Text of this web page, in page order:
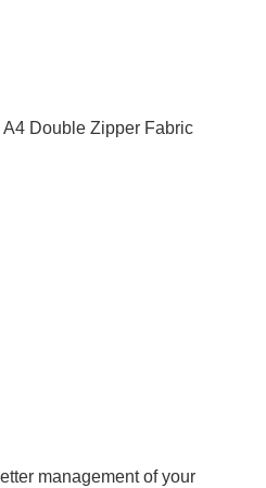
Double Zipper Fabric
management of your